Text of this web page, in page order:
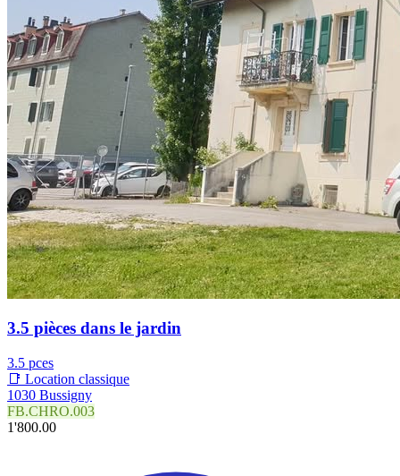
3.5 pièces dans le jardin
3.5 pces
📑 Location classique
1030 Bussigny
FB.CHRO.003
1'800.00